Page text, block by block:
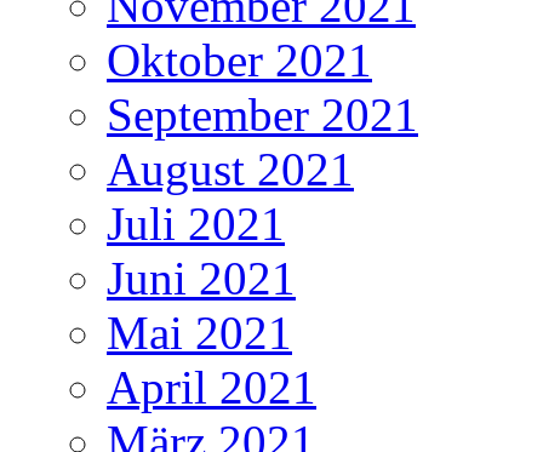
Oktober 2021
September 2021
August 2021
Juli 2021
Juni 2021
Mai 2021
April 2021